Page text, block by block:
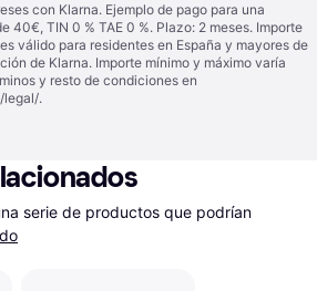
con Klarna. Ejemplo de pago para una
40€, TIN 0 % TAE 0 %. Plazo: 2 meses. Importe
válido para residentes en España y mayores de
de Klarna. Importe mínimo y máximo varía
y resto de condiciones en
legal/.
serie de productos que podrían